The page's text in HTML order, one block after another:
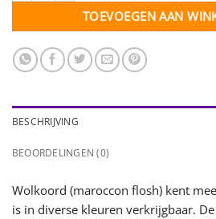
TOEVOEGEN AAN
BESCHRIJVING
BEOORDELINGEN (0)
Wolkoord (maroccon flosh) kent
is in diverse kleuren verkrijgbaar.